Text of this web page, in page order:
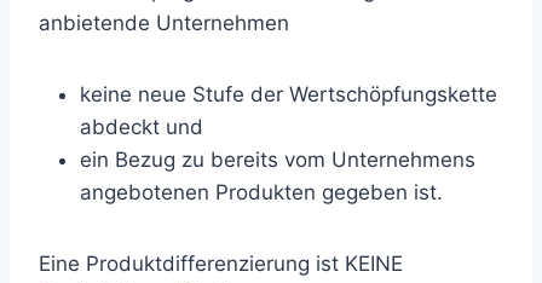
anbietende Unternehmen
keine neue Stufe der Wertschöpfungskette
abdeckt und
ein Bezug zu bereits vom Unternehmens
angebotenen Produkten gegeben ist.
Eine Produktdifferenzierung ist KEINE